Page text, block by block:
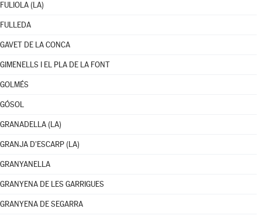
FULIOLA (LA)
FULLEDA
GAVET DE LA CONCA
GIMENELLS I EL PLA DE LA FONT
GOLMÉS
GÓSOL
GRANADELLA (LA)
GRANJA D'ESCARP (LA)
GRANYANELLA
GRANYENA DE LES GARRIGUES
GRANYENA DE SEGARRA